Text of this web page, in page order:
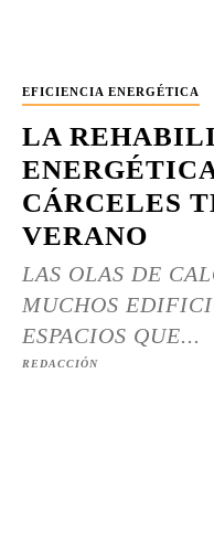
EFICIENCIA ENERGÉTICA
LA
CÁRCELES
VERANO
LAS OLAS DE
MUCHOS
ESPACIOS QUE...
REDACCIÓN